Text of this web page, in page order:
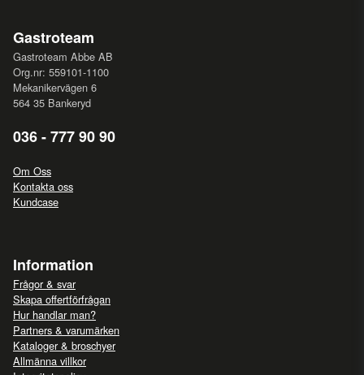
Gastroteam
Gastroteam Abbe AB
Org.nr: 559101-1100
Mekanikervägen 6
564 35 Bankeryd
036 - 777 90 90
Om Oss
Kontakta oss
Kundcase
Information
Frågor & svar
Skapa offertförfrågan
Hur handlar man?
Partners & varumärken
Kataloger & broschyer
Allmänna villkor